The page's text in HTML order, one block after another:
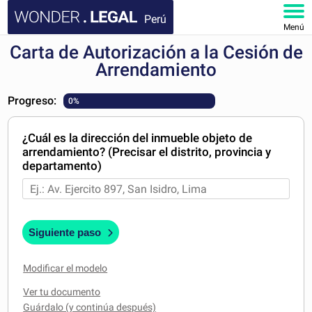
Perú
Menú
INICIO
MI CUENTA
Carta de Autorización a la Cesión de
Arrendamiento
Progreso: 0%
¿Cuál es la dirección del inmueble objeto de
arrendamiento? (Precisar el distrito, provincia y
departamento)
Siguiente paso
Modificar el modelo
Ver tu documento